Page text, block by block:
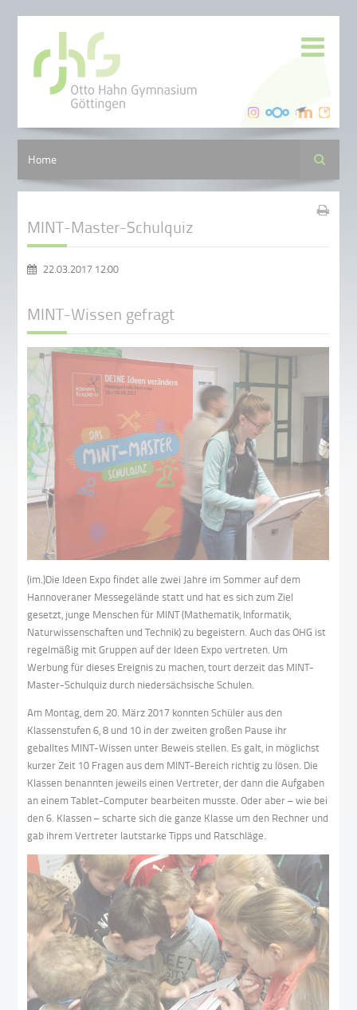
Home Suche
MINT-Master-Schulquiz
22.03.2017 12:00
MINT-Wissen gefragt
(im.)Die Ideen Expo findet alle zwei Jahre im Sommer auf dem
Hannoveraner Messegelände statt und hat es sich zum Ziel
gesetzt, junge Menschen für MINT (Mathematik, Informatik,
Naturwissenschaften und Technik) zu begeistern. Auch das OHG ist
regelmäßig mit Gruppen auf der Ideen Expo vertreten. Um
Werbung für dieses Ereignis zu machen, tourt derzeit das MINT-
Master-Schulquiz durch niedersächsische Schulen.
Am Montag, dem 20. März 2017 konnten Schüler aus den
Klassenstufen 6, 8 und 10 in der zweiten großen Pause ihr
geballtes MINT-Wissen unter Beweis stellen. Es galt, in möglichst
kurzer Zeit 10 Fragen aus dem MINT-Bereich richtig zu lösen. Die
Klassen benannten jeweils einen Vertreter, der dann die Aufgaben
an einem Tablet-Computer bearbeiten musste. Oder aber – wie bei
den 6. Klassen – scharte sich die ganze Klasse um den Rechner und
gab ihrem Vertreter lautstarke Tipps und Ratschläge.